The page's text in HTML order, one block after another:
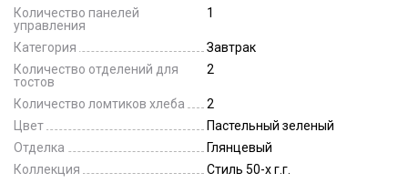
Количество панелей
управления
1
Категория
Завтрак
Количество отделений для
тостов
2
Количество ломтиков хлеба
2
Цвет
Пастельный зеленый
Отделка
Глянцевый
Коллекция
Стиль 50-х г.г.